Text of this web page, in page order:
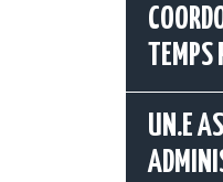
TEMPS
UN.E